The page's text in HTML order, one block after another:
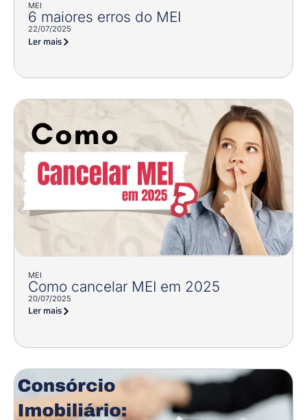
MEI
6 maiores erros do MEI
22/07/2025
Ler mais
MEI
Como cancelar MEI em 2025
20/07/2025
Ler mais